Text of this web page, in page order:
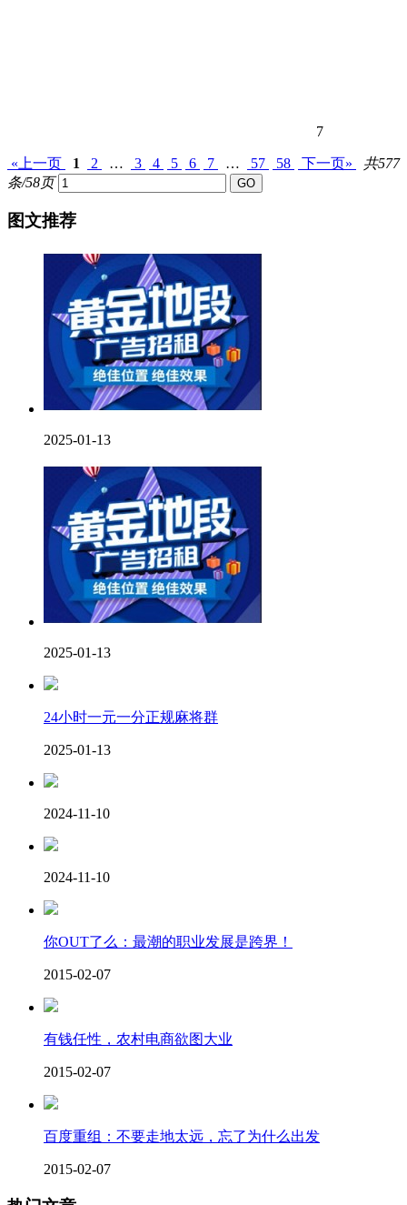
7
«上一页 1 2 … 3 4 5 6 7 … 57 58 下一页»
共577
条/58页
图文推荐
2025-01-13
2025-01-13
24小时一元一分正规麻将群
2025-01-13
2024-11-10
2024-11-10
你OUT了么：最潮的职业发展是跨界！
2015-02-07
有钱任性，农村电商欲图大业
2015-02-07
百度重组：不要走地太远，忘了为什么出发
2015-02-07